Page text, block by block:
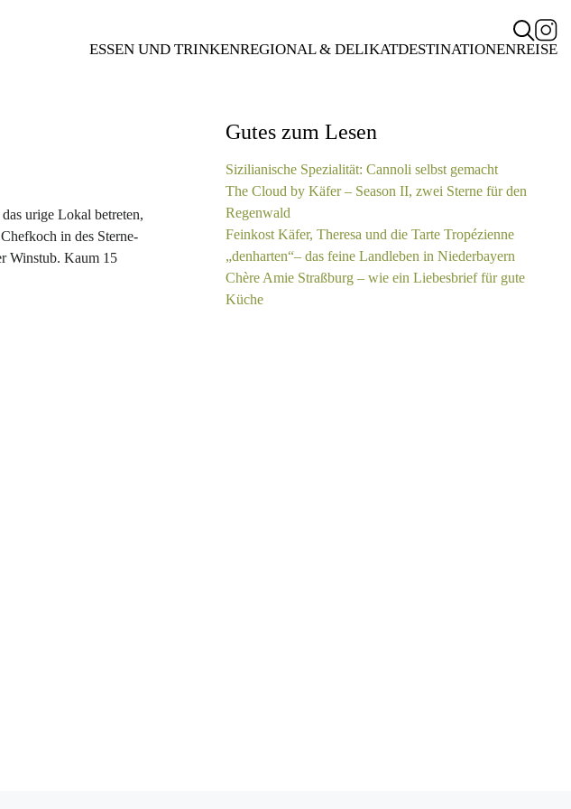
ESSEN UND TRINKENREGIONAL & DELIKATDESTINATIONENREISE
urige Lokal betreten,
in des Sterne-
Winstub. Kaum 15
Gutes zum Lesen
Sizilianische Spezialität: Cannoli selbst gemacht
The Cloud by Käfer – Season II, zwei Sterne für den
Regenwald
Feinkost Käfer, Theresa und die Tarte Tropézienne
„denharten“– das feine Landleben in Niederbayern
Chère Amie Straßburg – wie ein Liebesbrief für gute
Küche